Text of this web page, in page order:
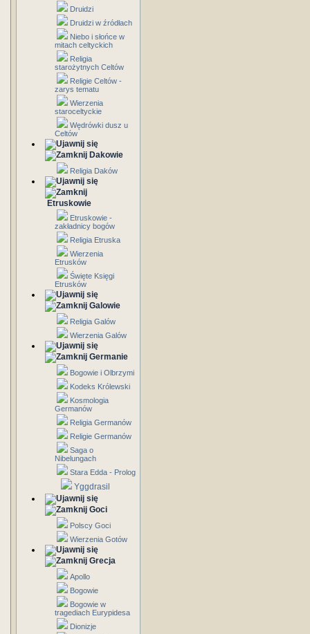
Druidzi
Druidzi w źródłach
Niebo i słońce w
mitach celtyckich
Religia
starożytnych Celtów
Religie Celtów -
zarys tematu
Wierzenia
staroceltyckie
Wędrówki dusz u
Celtów
Dakowie
Religia Daków
Etruskowie
Etruskowie -
zakładnicy bogów
Religia Etruska
Wierzenia
Etrusków
Święte Księgi
Etrusków
Galowie
Religia Galów
Wierzenia Galów
Germanie
Bogowie i Olbrzymi
Kodeks Królewski
Kosmologia
Germanów
Religia Germanów
Religie Germanów
Saga o
Nibelungach
Stara Edda - Prolog
Yggdrasil
Goci
Polscy Goci
Wierzenia Gotów
Grecja
Apollo
Bogowie
Bogowie w
tragediach Eurypidesa
Dionizje